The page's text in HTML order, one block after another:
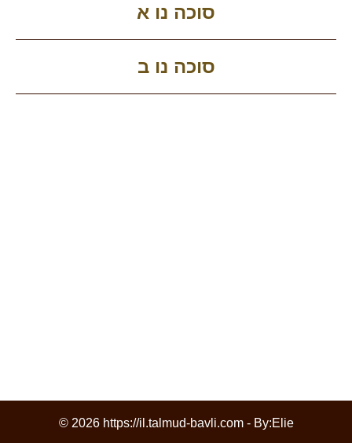
סוכה נו א
סוכה נו ב
© 2026 https://il.talmud-bavli.com - By:Elie